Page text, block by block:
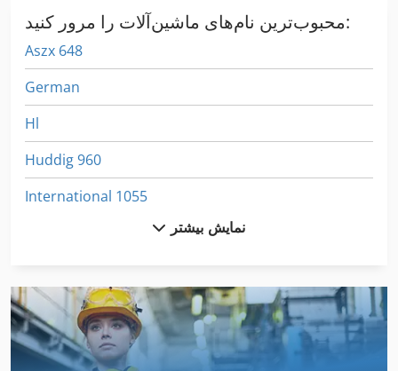
محبوب‌ترین نام‌های ماشین‌آلات را مرور کنید:
Aszx 648
German
Hl
Huddig 960
International 1055
International 434
International 560
نمایش بیشتر